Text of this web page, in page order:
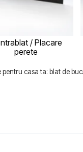
/ Placare
perete
casa ta: blat de